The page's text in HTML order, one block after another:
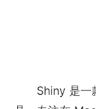
Shiny 是一